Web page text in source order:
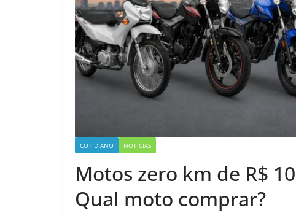
COTIDIANO NOTÍCIAS
Motos zero km de R$
Qual moto comprar?